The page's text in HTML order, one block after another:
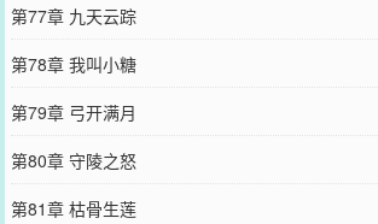
第77章 九天云踪
第78章 我叫小糖
第79章 弓开满月
第80章 守陵之怒
第81章 枯骨生莲